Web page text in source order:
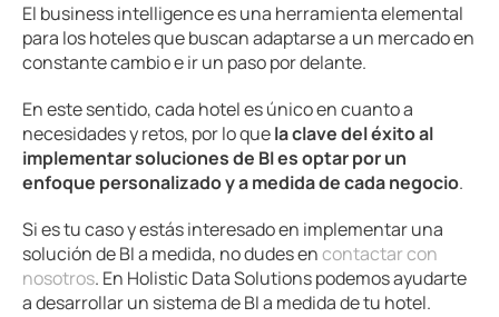
El business intelligence es una herramienta elemental
para los hoteles que buscan adaptarse a un mercado en
constante cambio e ir un paso por delante.
En este sentido, cada hotel es único en cuanto a
necesidades y retos, por lo quela clave del éxito al
implementar soluciones de BI es optar por un
enfoque personalizado y a medida de cada negocio.
Si es tu caso y estás interesado en implementar una
solución de BI a medida, no dudes encontactar con
nosotros. En Holistic Data Solutions podemos ayudarte
a desarrollar un sistema de BI a medida de tu hotel.